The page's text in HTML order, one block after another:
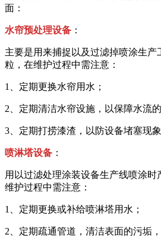
面：
水帘预处理设备 ：
主要是用来捕捉以及过滤掉喷涂生产
粒，在维护过程中需注意：
1、定期更换水帘用水；
2、定期清洁水帘设施，以保障水流的
3、定期打捞漆渣，以防设备堵塞现象
喷淋塔设备 ：
用以过滤处理涂装设备生产线喷涂时
维护过程中需注意：
1、定期更换或补给喷淋塔用水；
2、定期疏通管道，清洁表面的污垢